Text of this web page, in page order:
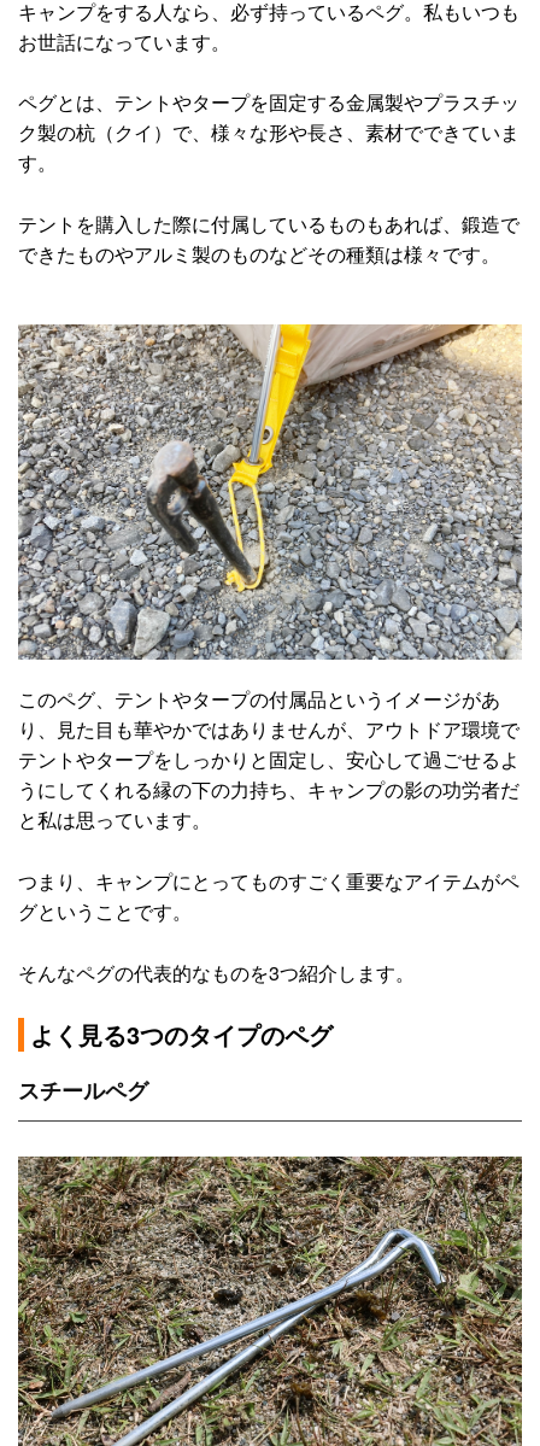
キャンプをする人なら、必ず持っているペグ。私もいつも
お世話になっています。
ペグとは、テントやタープを固定する金属製やプラスチッ
ク製の杭（クイ）で、様々な形や長さ、素材でできていま
す。
テントを購入した際に付属しているものもあれば、鍛造で
できたものやアルミ製のものなどその種類は様々です。
このペグ、テントやタープの付属品というイメージがあ
り、見た目も華やかではありませんが、アウトドア環境で
テントやタープをしっかりと固定し、安心して過ごせるよ
うにしてくれる縁の下の力持ち、キャンプの影の功労者だ
と私は思っています。
つまり、キャンプにとってものすごく重要なアイテムがペ
グということです。
そんなペグの代表的なものを3つ紹介します。
よく見る3つのタイプのペグ
スチールペグ